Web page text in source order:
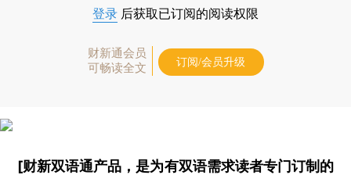
登录 后获取已订阅的阅读权限
财新通会员
可畅读全文
订阅/会员升级
[财新双语通产品，是为有双语需求读者专门订制的